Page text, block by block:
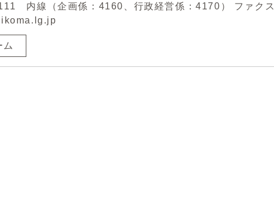
内線（企画係：4160、行政経営係：4170） ファク
ム